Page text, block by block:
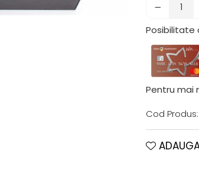
Posibilitate
Pentru mai
Cod Produs: